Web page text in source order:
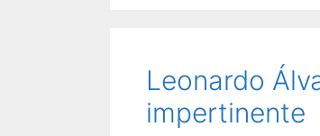
Leonardo
impertinente